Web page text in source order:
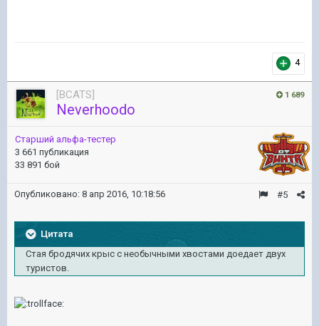
4
1 689
[BCATS]
Neverhoodo
Старший альфа-тестер
3 661 публикация
33 891 бой
#5
Опубликовано: 8 апр 2016, 10:18:56
Цитата
Стая бродячих крыс с необычными хвостами доедает двух
туристов.